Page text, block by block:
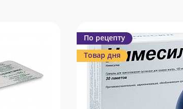
По рецепту
Товар дня